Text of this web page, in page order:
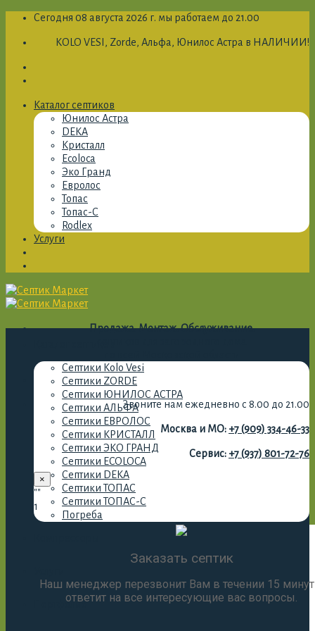
Skip
content
Сегодня 08 августа 2026 г. мы работаем до 21.00
KOLO VESI, Zorde, Альфа, Юнилос Астра в НАЛИЧИИ!
Каталог септиков
Юнилос Астра
DEKA
Кристалл
Ecoloca
Эко Гранд
Евролос
Топас
Топас-С
Rodlex
Услуги
Продажа. Монтаж. Обслуживание.
Звоните нам ежедневно с 8.00 до 21.00
Москва и МО: +7 (909) 334-46-33
Сервис: +7 (937) 801-72-76
×
""
1
Заказать септик
Наш менеджер перезвонит Вам в течении 15
ответит на все интересующие вас вопросы.
Септики Kolo Vesi
Септики ZORDE
Септики ЮНИЛОС АСТРА
Септики АЛЬФА
Септики ЕВРОЛОС
Септики КРИСТАЛЛ
Септики ЭКО ГРАНД
Септики ECOLOCA
Септики DEKA
Септики ТОПАС
Септики ТОПАС-С
Погреба
Портфолио